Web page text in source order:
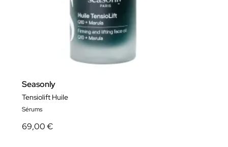
Seasonly
Tensiolift Huile
Sérums
69,00 €